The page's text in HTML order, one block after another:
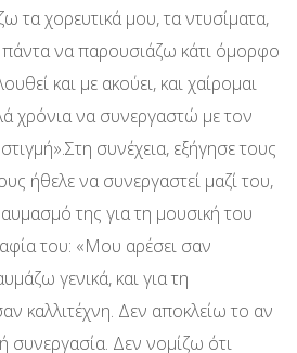
τα χορευτικά μου, τα ντυσίματα,
να παρουσιάζω κάτι όμορφο
και με ακούει, και χαίρομαι
χρόνια να συνεργαστώ με τον
συνέχεια, εξήγησε τους
ήθελε να συνεργαστεί μαζί του,
της για τη μουσική του
του: «Μου αρέσει σαν
γενικά, και για τη
καλλιτέχνη. Δεν αποκλείω το αν
συνεργασία. Δεν νομίζω ότι